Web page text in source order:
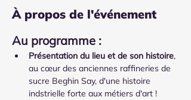
À propos de l'événement
Au programme :
Présentation du lieu et de son histoire,
au cœur des anciennes raffineries de
sucre Beghin Say, d'une histoire
indstrielle forte aux métiers d'art !